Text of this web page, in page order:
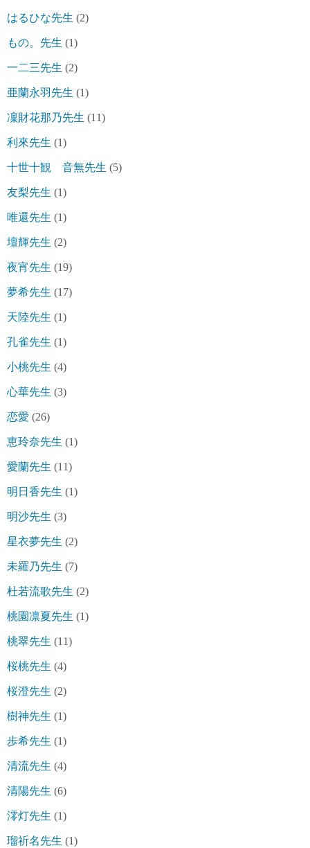
はるひな先生 (2)
もの。先生 (1)
一二三先生 (2)
亜蘭永羽先生 (1)
凜財花那乃先生 (11)
利來先生 (1)
十世十観 音無先生 (5)
友梨先生 (1)
唯還先生 (1)
壇輝先生 (2)
夜宵先生 (19)
夢希先生 (17)
天陸先生 (1)
孔雀先生 (1)
小桃先生 (4)
心華先生 (3)
恋愛 (26)
恵玲奈先生 (1)
愛蘭先生 (11)
明日香先生 (1)
明沙先生 (3)
星衣夢先生 (2)
未羅乃先生 (7)
杜若流歌先生 (2)
桃園凛夏先生 (1)
桃翠先生 (11)
桜桃先生 (4)
桜澄先生 (2)
樹神先生 (1)
歩希先生 (1)
清流先生 (4)
清陽先生 (6)
澪灯先生 (1)
瑠祈名先生 (1)